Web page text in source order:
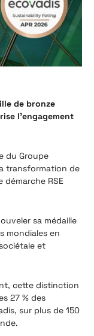
de bronze
l'engagement
du Groupe
transformation de
RSE
sa médaille
mondiales en
et
cette distinction
27 % des
sur plus de 150